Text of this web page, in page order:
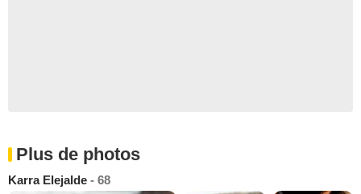
Plus de photos
Karra Elejalde - 68